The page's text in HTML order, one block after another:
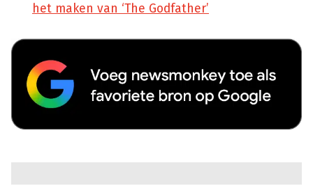
het maken van ‘The Godfather’